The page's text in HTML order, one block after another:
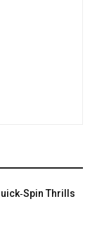
Thrills